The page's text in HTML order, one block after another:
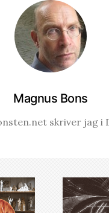
Magnus Bons
skriver